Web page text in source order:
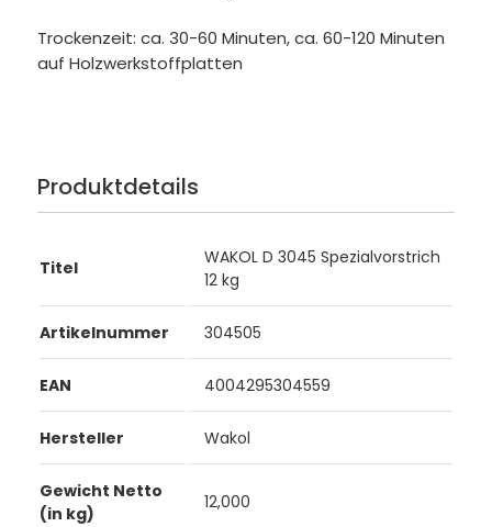
Trockenzeit: ca. 30-60 Minuten, ca. 60-120 Minuten
auf Holzwerkstoffplatten
Produktdetails
Titel
WAKOL D 3045 Spezialvorstrich
12 kg
Artikelnummer 304505
EAN 4004295304559
Hersteller Wakol
Gewicht Netto
(in kg)
12,000